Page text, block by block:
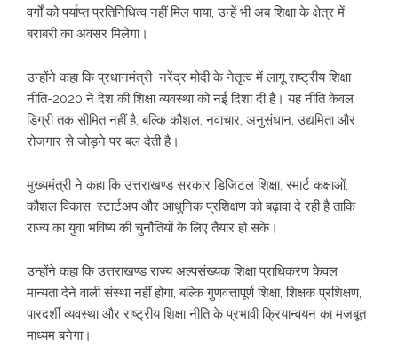
वर्गों को पर्याप्त प्रतिनिधित्व नहीं मिल पाया, उन्हें भी अब शिक्षा के क्षेत्र में
बराबरी का अवसर मिलेगा।
उन्होंने कहा कि प्रधानमंत्री नरेंद्र मोदी के नेतृत्व में लागू राष्ट्रीय शिक्षा
नीति-2020 ने देश की शिक्षा व्यवस्था को नई दिशा दी है। यह नीति केवल
डिग्री तक सीमित नहीं है, बल्कि कौशल, नवाचार, अनुसंधान, उद्यमिता और
रोजगार से जोड़ने पर बल देती है।
मुख्यमंत्री ने कहा कि उत्तराखण्ड सरकार डिजिटल शिक्षा, स्मार्ट कक्षाओं,
कौशल विकास, स्टार्टअप और आधुनिक प्रशिक्षण को बढ़ावा दे रही है ताकि
राज्य का युवा भविष्य की चुनौतियों के लिए तैयार हो सके।
उन्होंने कहा कि उत्तराखण्ड राज्य अल्पसंख्यक शिक्षा प्राधिकरण केवल
मान्यता देने वाली संस्था नहीं होगा, बल्कि गुणवत्तापूर्ण शिक्षा, शिक्षक प्रशिक्षण,
पारदर्शी व्यवस्था और राष्ट्रीय शिक्षा नीति के प्रभावी क्रियान्वयन का मजबूत
माध्यम बनेगा।